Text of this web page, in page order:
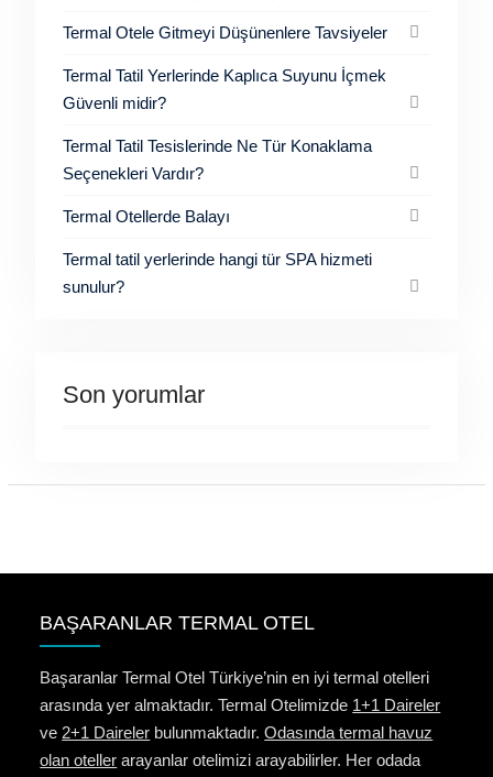
Termal Otele Gitmeyi Düşünenlere Tavsiyeler
Termal Tatil Yerlerinde Kaplıca Suyunu İçmek
Güvenli midir?
Termal Tatil Tesislerinde Ne Tür Konaklama
Seçenekleri Vardır?
Termal Otellerde Balayı
Termal tatil yerlerinde hangi tür SPA hizmeti
sunulur?
Son yorumlar
BAŞARANLAR TERMAL OTEL
Başaranlar Termal Otel Türkiye’nin en iyi termal otelleri
arasında yer almaktadır. Termal Otelimizde 1+1 Daireler
ve 2+1 Daireler bulunmaktadır.Odasında termal havuz
olan oteller arayanlar otelimizi arayabilirler. Her odada